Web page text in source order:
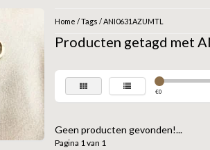
Home /Tags /ANI0631AZUMTL
Producten getagd met
€0
Geen producten gevonden!...
Pagina 1 van 1